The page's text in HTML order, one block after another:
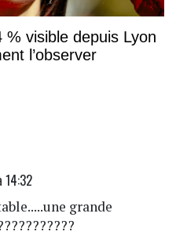
% visible depuis Lyon
l’observer
grande